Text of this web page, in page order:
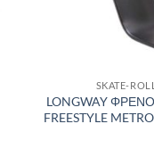
SKATE-
LONGWAY ΦΡΕΝΟ
FREESTYLE